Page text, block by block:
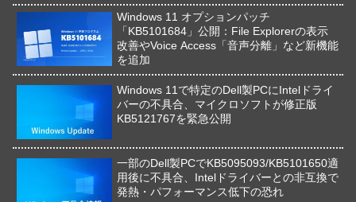
Windows 11 オプションパッチ
「KB5101684」公開：File Explorerの表示
改善やVoice Access「音声分離」など新機能
を追加
Windows 11で特定のDell製PCにIntelドライ
バーの不具合、マイクロソフトが修正版
KB5121767を緊急公開
一部のDell製PCでKB5095093/KB5101650適
用後に不具合、Intelドライバーとの非互換で
発熱・パフォーマンス低下の恐れ